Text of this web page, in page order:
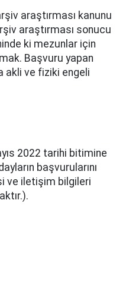
araştırması kanunu
araştırması sonucu
ki mezunlar için
Başvuru yapan
akli ve fiziki engeli
2022 tarihi bitimine
başvurularını
ve iletişim bilgileri